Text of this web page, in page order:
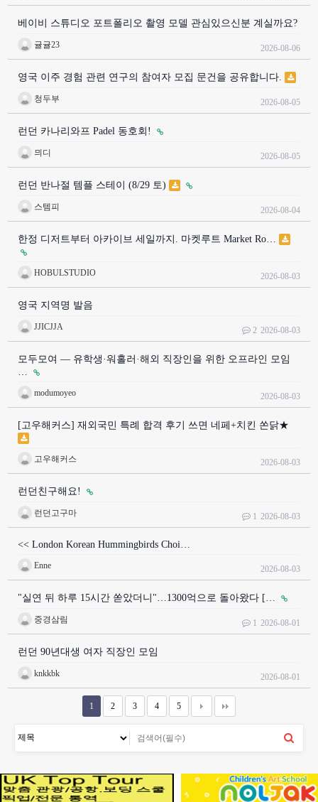
베이비 스튜디오 포트폴리오 촬영 모델 관심있으신분 계실까요?
귤귤23 2026-08-06
영국 이주 경험 관련 연구의 참여자 모집 문건을 공유합니다.
청두부 2026-08-05
런던 카나리와프 Padel 동호회!
믜디 2026-08-05
런던 반나절 템플 스테이 (8/29 토)
스템피 2026-08-04
한정 디저트부터 아카이브 세일까지. 마켓루트 Market Ro…
HOBULSTUDIO 2026-08-03
영국 지역명 발음
JJICJJA 2 2026-08-03
모두모여 — 유학생·워홀러·해외 직장인을 위한 오프라인 모임
modumoyeo 2026-08-03
[고우해커스] 재외국민 특례 합격 후기 쓰면 네페+치킨 쏜닭★
고우해커스 2026-08-03
런던친구해요!
런던고구마 1 2026-08-03
<< London Korean Hummingbirds Choi…
Enne 2026-08-03
"실연 뒤 하루 15시간 쏟았더니"…1300억으로 돌아왔다 […
중경삼림 1 2026-08-01
런던 90년대생 여자 직장인 모임
knkkbk 2026-08-01
1 2 3 4 5